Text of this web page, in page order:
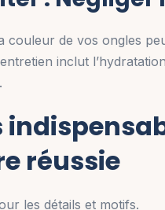
couleur de vos ongles
inclut
réussie
les détails et motifs.